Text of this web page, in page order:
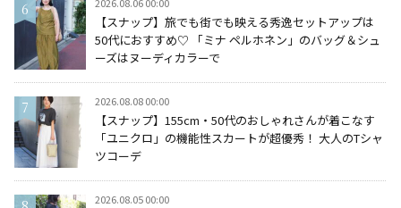
【スナップ】旅でも街でも映える秀逸セットアップは
50代におすすめ♡ 「ミナ ペルホネン」のバッグ＆シュ
ーズはヌーディカラーで
2026.08.08 00:00
【スナップ】155cm・50代のおしゃれさんが着こなす
「ユニクロ」の機能性スカートが超優秀！ 大人のTシャ
ツコーデ
2026.08.05 00:00